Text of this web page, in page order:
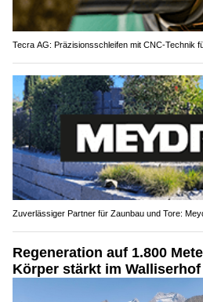
Tecra AG: Präzisionsschleifen mit CNC-Technik
Zuverlässiger Partner für Zaunbau und Tore:
Regeneration auf 1.800
Körper stärkt im